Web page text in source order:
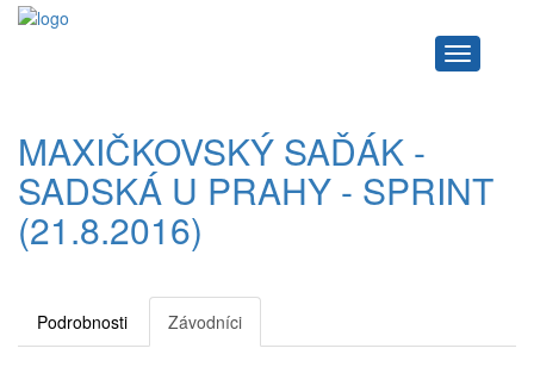
Navigace
MAXIČKOVSKÝ SAĎÁK -
SADSKÁ U PRAHY - SPRINT
(21.8.2016)
Podrobnosti Závodníci